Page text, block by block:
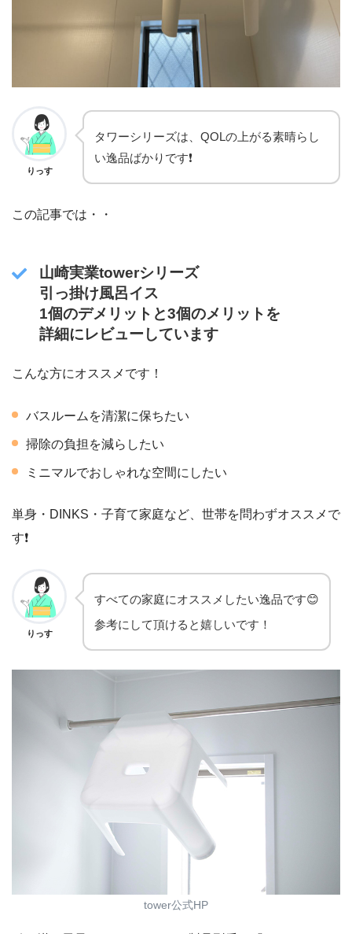
りっす
タワーシリーズは、QOLの上がる素晴らし
い逸品ばかりです❗️
この記事では・・
山崎実業towerシリーズ
引っ掛け風呂イス
1個のデメリットと3個のメリットを
詳細にレビューしています
こんな方にオススメです！
バスルームを清潔に保ちたい
掃除の負担を減らしたい
ミニマルでおしゃれな空間にしたい
単身・DINKS・子育て家庭など、世帯を問わずオススメで
す❗️
りっす
すべての家庭にオススメしたい逸品です😊
参考にして頂けると嬉しいです！
tower公式HP